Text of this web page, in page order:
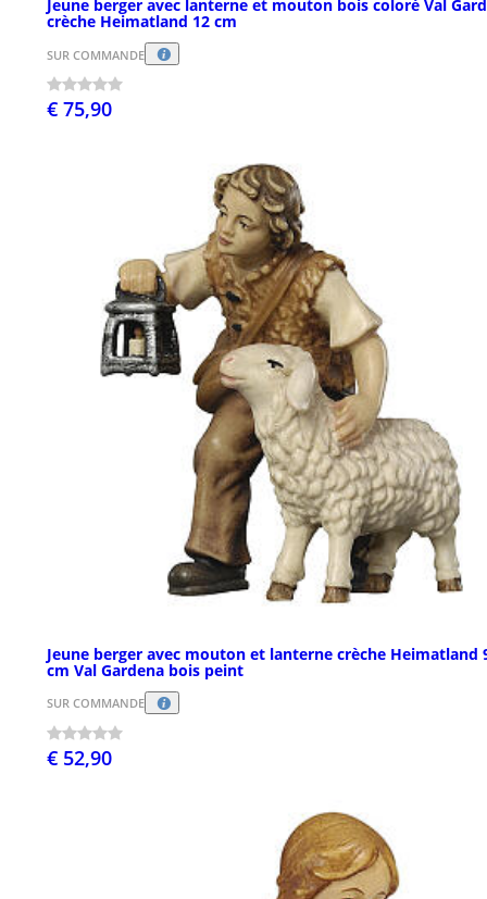
Jeune berger avec lanterne et mouton bois coloré Val
crèche Heimatland 12 cm
SUR COMMANDE
€ 75,90
Jeune berger avec mouton et lanterne crèche Heimatland
cm Val Gardena bois peint
SUR COMMANDE
€ 52,90